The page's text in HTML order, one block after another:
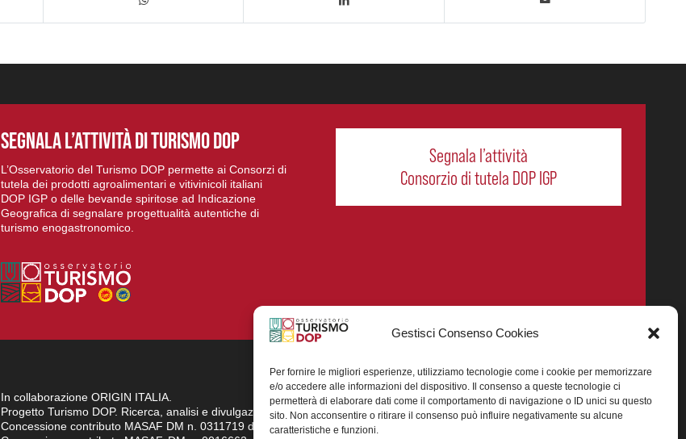
Gestisci Consenso Cookies
Per fornire le migliori esperienze, utilizziamo tecnologie come i cookie per memorizzare
e/o accedere alle informazioni del dispositivo. Il consenso a queste tecnologie ci
permetterà di elaborare dati come il comportamento di navigazione o ID unici su questo
sito. Non acconsentire o ritirare il consenso può influire negativamente su alcune
caratteristiche e funzioni.
SEGNALA L’ATTIVITÀ DI TURISMO DOP
L’Osservatorio del Turismo DOP permette ai Consorzi di
tutela dei prodotti agroalimentari e vitivinicoli italiani
DOP IGP o delle bevande spiritose ad Indicazione
Geografica di segnalare progettualità autentiche di
turismo enogastronomico.
Segnala l’attività
Consorzio di tutela DOP IGP
In collaborazione ORIGIN ITALIA.
Progetto Turismo DOP. Ricerca, analisi e divulgazione del turismo enogastronomico dei prodotti DOP IGP italiani.
Concessione contributo MASAF DM n. 0311719 del 15/06/2023